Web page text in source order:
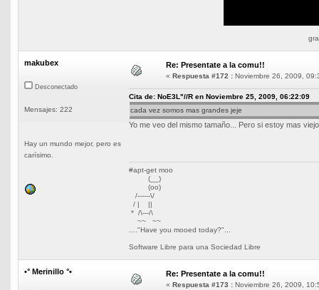
makubex
Desconectado
Mensajes: 222
Hay un mundo mejor, pero es
carísimo.
Re: Presentate a la comu!!
« Respuesta #172 : Noviembre 26, 2009,
Cita de: NoE3L"//R en Noviembre 25, 2009, 06:22:09
cada vez somos mas grandes jeje
Yo me veo del mismo tamaño... Pero si estoy mas viejo
#apt-get moo
(__)
(oo)
/------\/
/ | ||
* /\---/\
~~ ~~
...."Have you mooed today?"...
Software Libre para una Sociedad Libre
•° Merinillo °• Re: Presentate a la comu!!
« Respuesta #173 : Noviembre 26, 2009,